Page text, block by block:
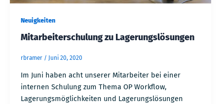
Neuigkeiten
Mitarbeiterschulung zu Lagerungslösungen
rbramer / Juni 20, 2020
Im Juni haben acht unserer Mitarbeiter bei einer
internen Schulung zum Thema OP Workflow,
Lagerungsmöglichkeiten und Lagerungslösungen